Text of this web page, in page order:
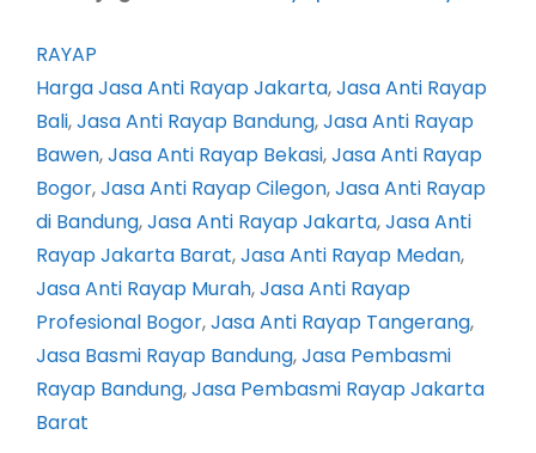
RAYAP
Harga Jasa Anti Rayap Jakarta, Jasa Anti Rayap
Bali, Jasa Anti Rayap Bandung, Jasa Anti Rayap
Bawen, Jasa Anti Rayap Bekasi, Jasa Anti Rayap
Bogor, Jasa Anti Rayap Cilegon, Jasa Anti Rayap
di Bandung, Jasa Anti Rayap Jakarta, Jasa Anti
Rayap Jakarta Barat, Jasa Anti Rayap Medan
Jasa Anti Rayap Murah, Jasa Anti Rayap
Profesional Bogor, Jasa Anti Rayap Tangerang
Jasa Basmi Rayap Bandung, Jasa Pembasmi
Rayap Bandung, Jasa Pembasmi Rayap Jakarta
Barat